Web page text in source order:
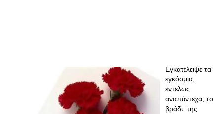
Εγκατέλειψε τα
εγκόσμια,
εντελώς
αναπάντεχα, το
βράδυ της